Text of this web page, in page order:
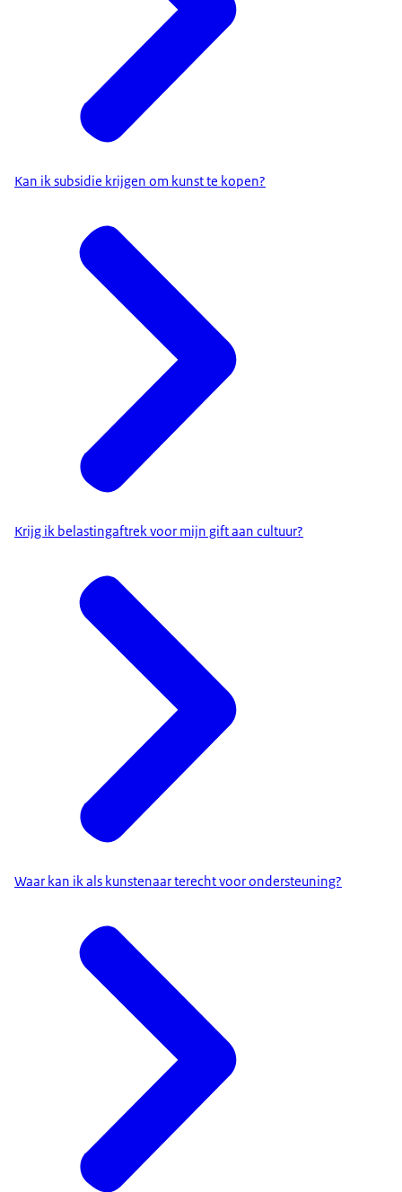
Kan ik subsidie krijgen om kunst te kopen?
Krijg ik belastingaftrek voor mijn gift aan cultuur?
Waar kan ik als kunstenaar terecht voor ondersteuning?